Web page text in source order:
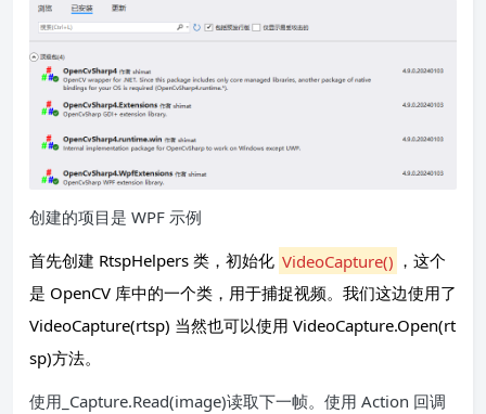
创建的项目是 WPF 示例
首先创建 RtspHelpers 类，初始化 VideoCapture() ，这个
是 OpenCV 库中的一个类，用于捕捉视频。我们这边使用了
VideoCapture(rtsp) 当然也可以使用 VideoCapture.Open(rt
sp)方法。
使用_Capture.Read(image)读取下一帧。使用 Action 回调